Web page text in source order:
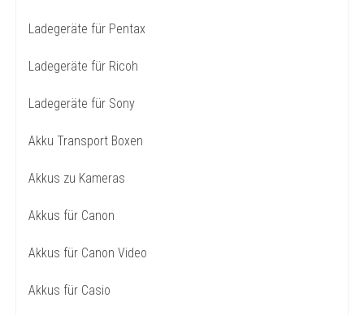
Ladegeräte für Pentax
Ladegeräte für Ricoh
Ladegeräte für Sony
Akku Transport Boxen
Akkus zu Kameras
Akkus für Canon
Akkus für Canon Video
Akkus für Casio